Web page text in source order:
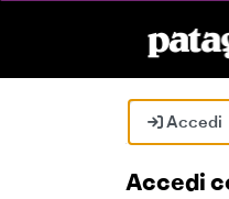
Accedi
Accedi